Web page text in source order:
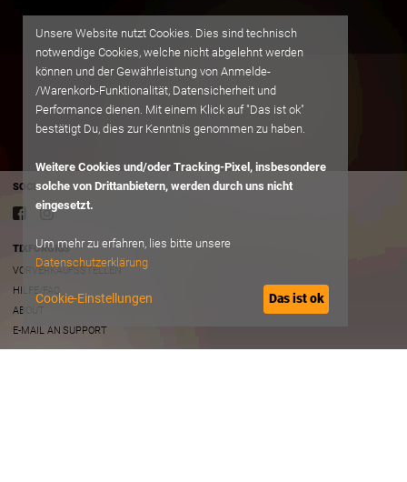
SOCIAL
TIXFORGIGS
VORVERKAUFSSTELLEN
HILFE/FAQ
ABOUT
E-MAIL AN SUPPORT
Unsere Website nutzt Cookies. Dies sind technisch
notwendige Cookies, welche nicht abgelehnt werden
können und der Gewährleistung von Anmelde-
/Warenkorb-Funktionalität, Datensicherheit und
Performance dienen. Mit einem Klick auf "Das ist ok"
bestätigt Du, dies zur Kenntnis genommen zu haben.
Weitere Cookies und/oder Tracking-Pixel, insbesondere
solche von Drittanbietern, werden durch uns nicht
eingesetzt.
Um mehr zu erfahren, lies bitte unsere
Datenschutzerklärung
Cookie-Einstellungen Das ist ok